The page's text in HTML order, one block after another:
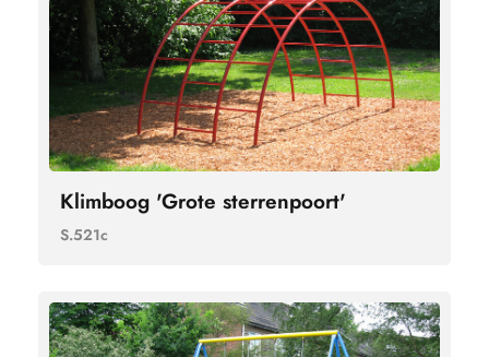
Klimboog 'Grote sterrenpoort'
S.521c